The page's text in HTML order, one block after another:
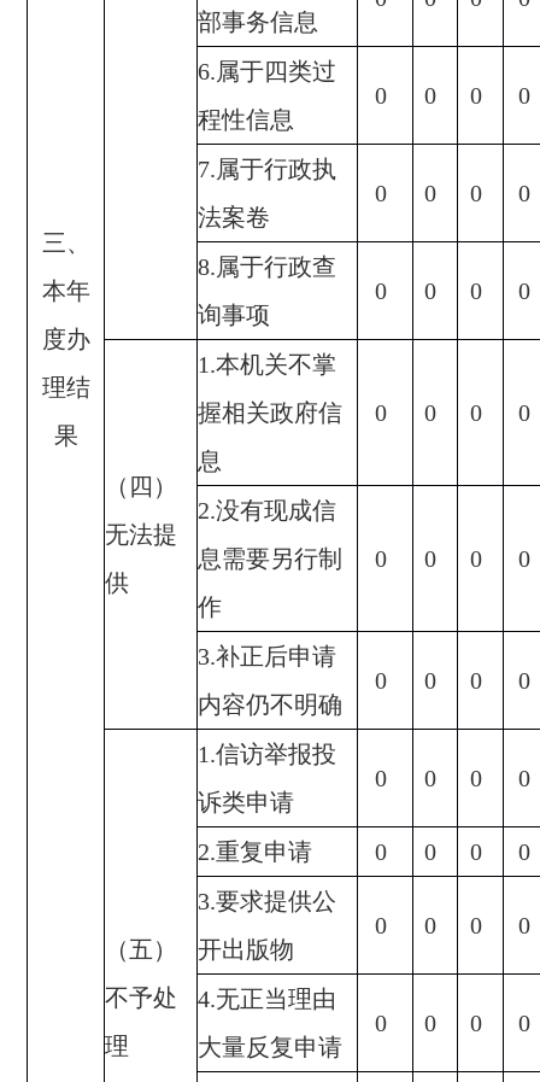
三、
本年
度办
理结
果
部事务信息
6.属于四类过
程性信息
0 0 0 0
7.属于行政执
法案卷
0 0 0 0
8.属于行政查
询事项
0 0 0 0
（四）
无法提
供
1.本机关不掌
握相关政府信
息
0 0 0 0
2.没有现成信
息需要另行制
作
0 0 0 0
3.补正后申请
内容仍不明确
0 0 0 0
（五）
不予处
理
1.信访举报投
诉类申请
0 0 0 0
2.重复申请 0 0 0
0
3.要求提供公
开出版物
0 0 0 0
4.无正当理由
大量反复申请
0 0 0 0